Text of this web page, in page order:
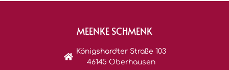
MEENKE SCHMENK
Königshardter Straße 103
46145 Oberhausen